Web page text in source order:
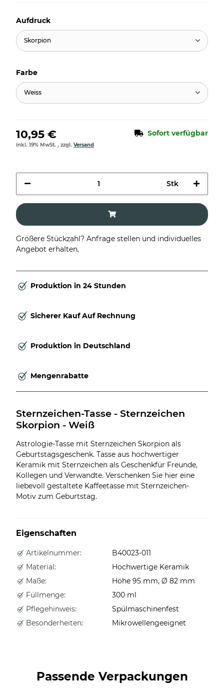
Aufdruck
Skorpion
Farbe
Weiss
10,95 € Sofort verfügbar
inkl. 19% MwSt. , zzgl. Versand
Stk
Größere Stückzahl? Anfrage stellen und individuelles
Angebot erhalten.
Produktion in 24 Stunden
Sicherer Kauf Auf Rechnung
Produktion in Deutschland
Mengenrabatte
Sternzeichen-Tasse - Sternzeichen
Skorpion - Weiß
Astrologie-Tasse mit Sternzeichen Skorpion als
Geburtstagsgeschenk. Tasse aus hochwertiger
Keramik mit Sternzeichen als Geschenkfür Freunde,
Kollegen und Verwandte. Verschenken Sie hier eine
liebevoll gestaltete Kaffeetasse mit Sternzeichen-
Motiv zum Geburtstag.
Eigenschaften
Artikelnummer:
B40023-011
Material:
Hochwertige Keramik
Maße:
Höhe 95 mm, Ø 82 mm
Füllmenge:
300 ml
Pflegehinweis:
Spülmaschinenfest
Besonderheiten:
Mikrowellengeeignet
Passende Verpackungen